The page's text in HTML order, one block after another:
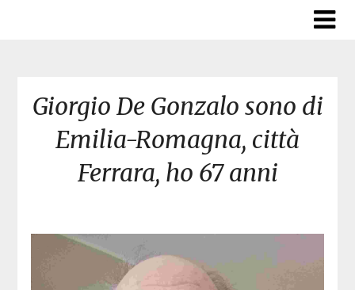
Giorgio De Gonzalo sono di
Emilia-Romagna, città
Ferrara, ho 67 anni